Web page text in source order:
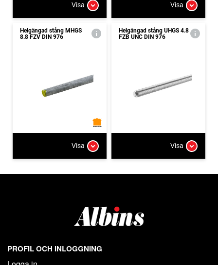
Visa Visa
Helgängad stång MHGS
8.8 FZV DIN 976
Visa
Helgängad stång UHGS 4.8
FZB UNC DIN 976
Visa
PROFIL OCH INLOGGNING